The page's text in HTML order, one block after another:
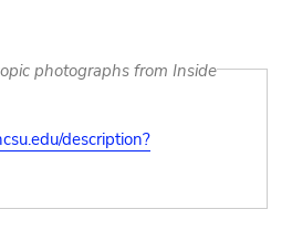
photographs from Inside
description?